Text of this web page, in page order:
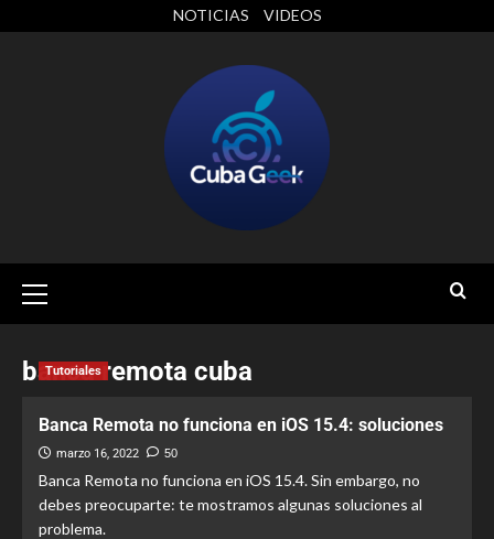
NOTICIAS VIDEOS
banca remota cuba
Tutoriales
Banca Remota no funciona en iOS 15.4: soluciones
marzo 16, 2022 50
Banca Remota no funciona en iOS 15.4. Sin embargo, no
debes preocuparte: te mostramos algunas soluciones al
problema.